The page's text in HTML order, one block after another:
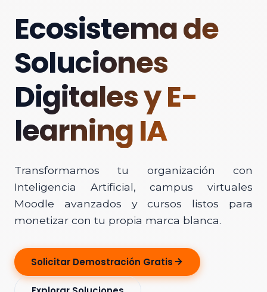
Ecosistema de
Soluciones
Digitales y E-
learning IA
Transformamos tu organización con
Inteligencia Artificial, campus virtuales
Moodle avanzados y cursos listos para
monetizar con tu propia marca blanca.
Solicitar Demostración Gratis